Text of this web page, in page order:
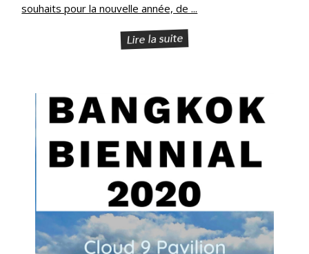
souhaits pour la nouvelle année, de ...
Lire la suite